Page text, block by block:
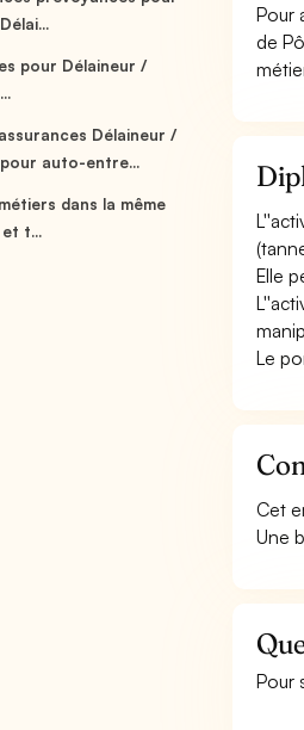
pour Délaineur /
Délaineur /
auto-entre...
dans la même
t...
Pour
de
Elle
Le
Cet
Une
Pour